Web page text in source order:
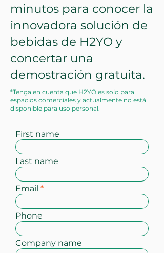
minutos para conocer la
innovadora solución de
bebidas de H2YO y
concertar una
demostración gratuita.
*Tenga en cuenta que H2YO es solo para
espacios comerciales y actualmente no está
disponible para uso personal.
First name
Last name
Email
Phone
Company name